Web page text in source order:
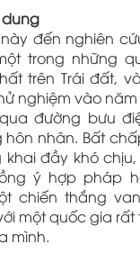
dung
đến nghiên
trong những
trên Trái đất,
nghiệm vào
đường bưu
nhân. Bất
đầy khó chịu,
ý hợp pháp
chiến thắng
một quốc gia
mình.